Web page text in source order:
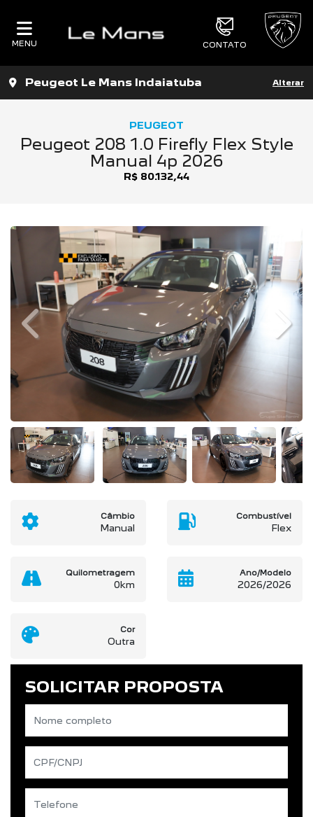
MENU CONTATO
Peugeot Le Mans Indaiatuba Alterar
PEUGEOT
Peugeot 208 1.0 Firefly Flex Style
Manual 4p 2026
R$ 80.132,44
Previous Next
Câmbio
Manual
Combustível
Flex
Quilometragem
0km
Ano/Modelo
2026/2026
Cor
Outra
SOLICITAR PROPOSTA